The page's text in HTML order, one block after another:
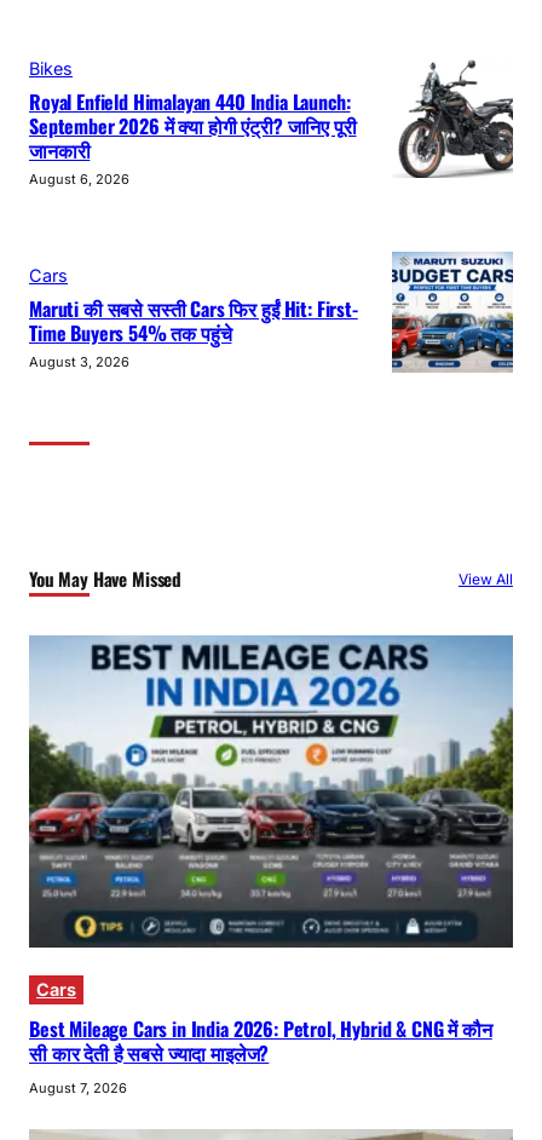
Bikes
Royal Enfield Himalayan 440 India Launch:
September 2026 में क्या होगी एंट्री? जानिए पूरी
जानकारी
August 6, 2026
Cars
Maruti की सबसे सस्ती Cars फिर हुईं Hit: First-
Time Buyers 54% तक पहुंचे
August 3, 2026
You May Have Missed View All
Cars
Best Mileage Cars in India 2026: Petrol, Hybrid & CNG में कौन
सी कार देती है सबसे ज्यादा माइलेज?
August 7, 2026